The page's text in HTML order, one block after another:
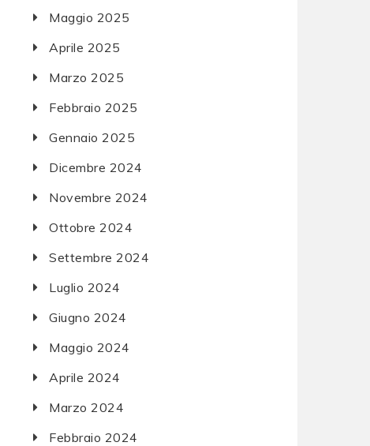
Maggio 2025
Aprile 2025
Marzo 2025
Febbraio 2025
Gennaio 2025
Dicembre 2024
Novembre 2024
Ottobre 2024
Settembre 2024
Luglio 2024
Giugno 2024
Maggio 2024
Aprile 2024
Marzo 2024
Febbraio 2024